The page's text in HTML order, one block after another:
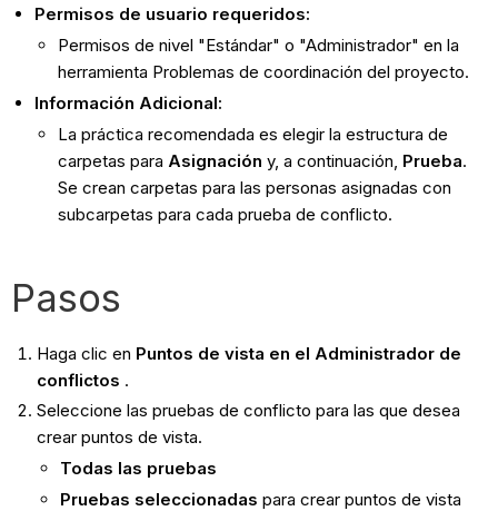
Permisos de usuario requeridos:
Permisos de nivel "Estándar" o "Administrador" en la
herramienta Problemas de coordinación del proyecto.
Información Adicional:
La práctica recomendada es elegir la estructura de
carpetas para Asignación y, a continuación, Prueba.
Se crean carpetas para las personas asignadas con
subcarpetas para cada prueba de conflicto.
Pasos
Haga clic en Puntos de vista en el Administrador de
conflictos .
Seleccione las pruebas de conflicto para las que desea
crear puntos de vista.
Todas las pruebas
Pruebas seleccionadas para crear puntos de vista